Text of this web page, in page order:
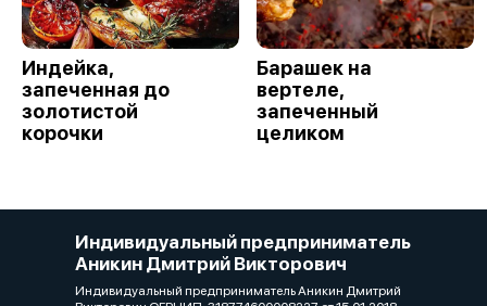
Индейка,
запеченная до
золотистой
корочки
Барашек на
вертеле,
запеченный
целиком
Индивидуальный предприниматель
Аникин Дмитрий Викторович
Индивидуальный предприниматель Аникин Дмитрий